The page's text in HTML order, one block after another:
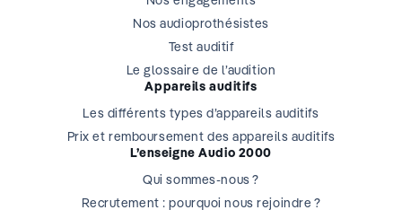
Nos audioprothésistes
Test auditif
Le glossaire de l’audition
Appareils auditifs
Les différents types d’appareils auditifs
Prix et remboursement des appareils auditifs
L’enseigne Audio 2000
Qui sommes-nous ?
Recrutement : pourquoi nous rejoindre ?